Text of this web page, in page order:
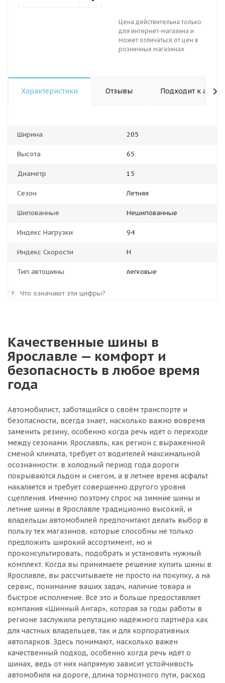
Цена действительна только
для интернет-магазина и
может отличаться от цен в
розничных магазинах
Характеристики Отзывы Подходит к авто
Ширина 205
Высота 65
Диаметр 15
Сезон Летняя
Шипованные Нешипованные
Индекс Нагрузки 94
Индекс Скорости H
Тип автошины легковые
? Что означают эти цифры?
Качественные шины в
Ярославле — комфорт и
безопасность в любое время
года
Автомобилист, заботящийся о своём транспорте и
безопасности, всегда знает, насколько важно вовремя
заменить резину, особенно когда речь идёт о переходе
между сезонами. Ярославль, как регион с выраженной
сменой климата, требует от водителей максимальной
осознанности: в холодный период года дороги
покрываются льдом и снегом, а в летнее время асфальт
накаляется и требует совершенно другого уровня
сцепления. Именно поэтому спрос на зимние шины и
летние шины в Ярославле традиционно высокий, и
владельцы автомобилей предпочитают делать выбор в
пользу тех магазинов, которые способны не только
предложить широкий ассортимент, но и
проконсультировать, подобрать и установить нужный
комплект. Когда вы принимаете решение купить шины в
Ярославле, вы рассчитываете не просто на покупку, а на
сервис, понимание ваших задач, наличие товара и
быстрое исполнение. Всё это и больше предоставляет
компания «Шинный Ангар», которая за годы работы в
регионе заслужила репутацию надёжного партнёра как
для частных владельцев, так и для корпоративных
автопарков. Здесь понимают, насколько важен
качественный подход, особенно когда речь идёт о
шинах, ведь от них напрямую зависит устойчивость
автомобиля на дороге, длина тормозного пути, расход